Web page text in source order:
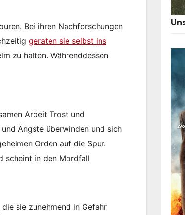
Bei ihren Nachforschungen
geraten sie selbst ins
zu halten. Währenddessen
Arbeit Trost und
Ängste überwinden und sich
Orden auf die Spur.
scheint in den Mordfall
sie zunehmend in Gefahr